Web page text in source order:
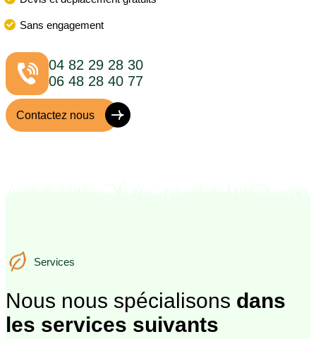
Sans engagement
04 82 29 28 30
06 48 28 40 77
Contactez nous
Services
Services
Nous nous spécialisons dans
les services suivants